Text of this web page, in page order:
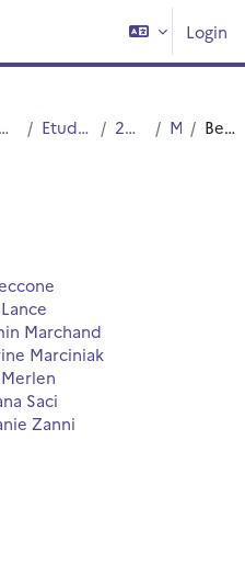
Login
Département UFR3S - Médecine Etudes Medicales 2ND CYCLE MED6 Beschrijving
Marchand
Marciniak
Saci
Zanni